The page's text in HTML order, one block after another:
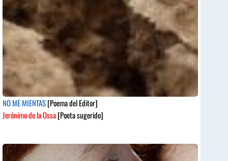
NO ME MIENTAS[Poema del Editor]
Jerónimo de la Ossa[Poeta sugerido]